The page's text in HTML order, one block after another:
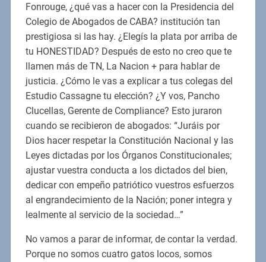
Fonrouge, ¿qué vas a hacer con la Presidencia del
Colegio de Abogados de CABA? institución tan
prestigiosa si las hay. ¿Elegís la plata por arriba de
tu HONESTIDAD? Después de esto no creo que te
llamen más de TN, La Nacion + para hablar de
justicia. ¿Cómo le vas a explicar a tus colegas del
Estudio Cassagne tu elección? ¿Y vos, Pancho
Clucellas, Gerente de Compliance? Esto juraron
cuando se recibieron de abogados: “Juráis por
Dios hacer respetar la Constitución Nacional y las
Leyes dictadas por los Órganos Constitucionales;
ajustar vuestra conducta a los dictados del bien,
dedicar con empeño patriótico vuestros esfuerzos
al engrandecimiento de la Nación; poner integra y
lealmente al servicio de la sociedad…”
No vamos a parar de informar, de contar la verdad.
Porque no somos cuatro gatos locos, somos